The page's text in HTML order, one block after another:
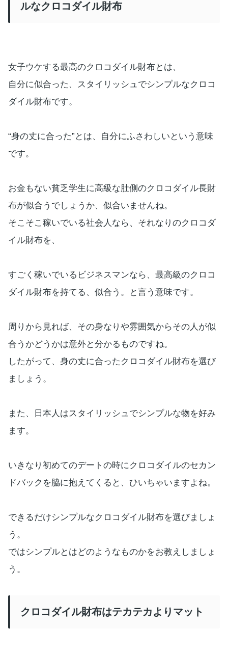
ルなクロコダイル財布
女子ウケする最高のクロコダイル財布とは、
自分に似合った、スタイリッシュでシンプルなクロコ
ダイル財布です。
“身の丈に合った”とは、自分にふさわしいという意味
です。
お金もない貧乏学生に高級な肚側のクロコダイル長財
布が似合うでしょうか、似合いませんね。
そこそこ稼いでいる社会人なら、それなりのクロコダ
イル財布を、
すごく稼いでいるビジネスマンなら、最高級のクロコ
ダイル財布を持てる、似合う。と言う意味です。
周りから見れば、その身なりや雰囲気からその人が似
合うかどうかは意外と分かるものですね。
したがって、身の丈に合ったクロコダイル財布を選び
ましょう。
また、日本人はスタイリッシュでシンプルな物を好み
ます。
いきなり初めてのデートの時にクロコダイルのセカン
ドバックを脇に抱えてくると、ひいちゃいますよね。
できるだけシンプルなクロコダイル財布を選びましょ
う。
ではシンプルとはどのようなものかをお教えしましょ
う。
クロコダイル財布はテカテカよりマット